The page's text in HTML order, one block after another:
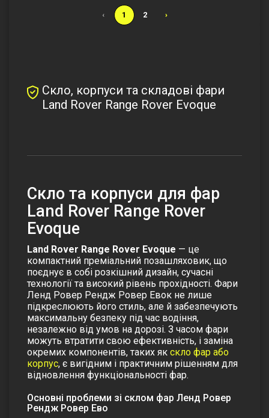
‹ 1 2 ›
Скло, корпуси та складові фари
Land Rover Range Rover Evoque
Скло та корпуси для фар
Land Rover Range Rover
Evoque
Land Rover Range Rover Evoque — це
компактний преміальний позашляховик, що
поєднує в собі розкішний дизайн, сучасні
технології та високий рівень прохідності. Фари
Ленд Ровер Рендж Ровер Евок не лише
підкреслюють його стиль, але й забезпечують
максимальну безпеку під час водіння,
незалежно від умов на дорозі. З часом фари
можуть втратити свою ефективність, і заміна
окремих компонентів, таких як скло фар або
корпус, є вигідним і практичним рішенням для
відновлення функціональності фар.
Основні проблеми зі склом фар Ленд Ровер
Рендж Ровер Ево